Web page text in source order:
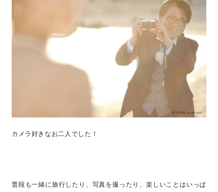
カメラ好きなお二人でした！
普段も一緒に旅行したり、写真を撮ったり、楽しいことはいっぱ